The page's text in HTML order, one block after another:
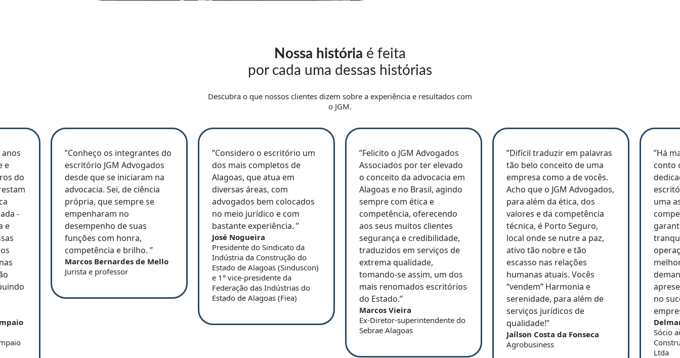
Nossa história é feita
por cada uma dessas histórias
Descubra o que nossos clientes dizem sobre a experiência e resultados com
o JGM.
anos
e
do
-
e
”Conheço os integrantes do
escritório JGM Advogados
desde que se iniciaram na
advocacia. Sei, de ciência
própria, que sempre se
empenharam no
desempenho de suas
funções com honra,
competência e brilho. ”
Marcos Bernardes de Mello
Jurista e professor
”Considero o escritório um
dos mais completos de
Alagoas, que atua em
diversas áreas, com
advogados bem colocados
no meio jurídico e com
bastante experiência. ”
José Nogueira
Presidente do Sindicato da
Indústria da Construção do
Estado de Alagoas (Sinduscon)
e 1° vice-presidente da
Federação das Indústrias do
Estado de Alagoas (Fiea)
”Felicito o JGM Advogados
Associados por ter elevado
o conceito da advocacia em
Alagoas e no Brasil, agindo
sempre com ética e
competência, oferecendo
aos seus muitos clientes
segurança e credibilidade,
traduzidos em serviços de
extrema qualidade,
tomando-se assim, um dos
mais renomados escritórios
do Estado.”
Marcos Vieira
Ex-Diretor-superintendente do
Sebrae Alagoas
”Difícil traduzir em palavras
tão belo conceito de uma
empresa como a de vocês.
Acho que o JGM Advogados,
para além da ética, dos
valores e da competência
técnica, é Porto Seguro,
local onde se nutre a paz,
ativo tão nobre e tão
escasso nas relações
humanas atuais. Vocês
“vendem” Harmonia e
serenidade, para além de
serviços jurídicos de
qualidade!”
Jaílson Costa da Fonseca
Agrobusiness
”Há
conto
uma
no
Sócio
Ltda